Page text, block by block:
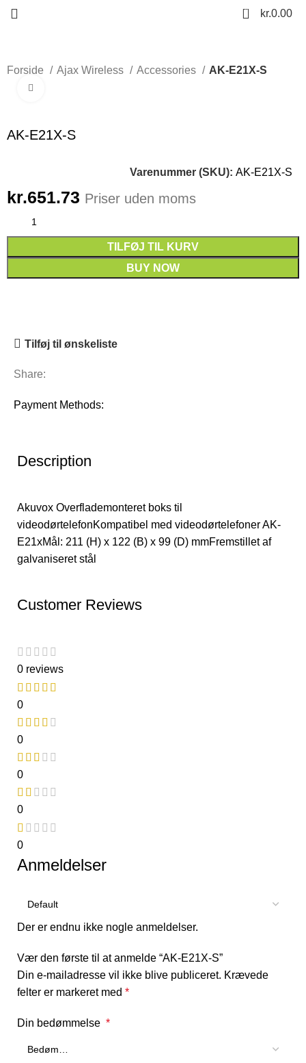
0 kr.0.00
Forside Ajax Wireless Accessories AK-E21X-S
AK-E21X-S
Varenummer (SKU): AK-E21X-S
kr.651.73 Priser uden moms
TILFØJ TIL KURV
BUY NOW
Tilføj til ønskeliste
Share:
Payment Methods:
Description
Akuvox Overflademonteret boks til
videodørtelefonKompatibel med videodørtelefoner AK-
E21xMål: 211 (H) x 122 (B) x 99 (D) mmFremstillet af
galvaniseret stål
Customer Reviews
0 reviews
0
0
0
0
0
Anmeldelser
Der er endnu ikke nogle anmeldelser.
Vær den første til at anmelde “AK-E21X-S”
Din e-mailadresse vil ikke blive publiceret. Krævede
felter er markeret med *
Din bedømmelse *